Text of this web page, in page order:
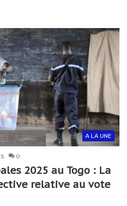
A LA UNE
0
2025 au Togo : La
relative au vote